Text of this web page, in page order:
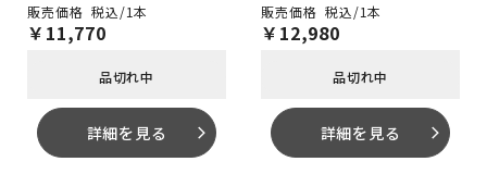
税込/1本
￥ 11,770
品切れ中
詳細を見る arrow_forward_ios
税込/1本
￥ 12,980
品切れ中
詳細を見る arrow_forward_ios